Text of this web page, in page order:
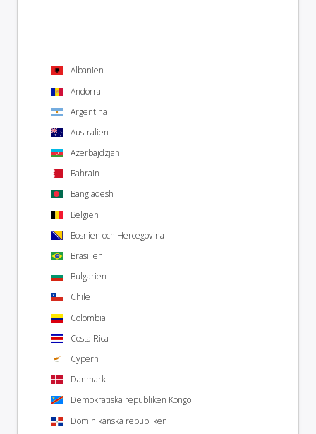
Albanien
Andorra
Argentina
Australien
Azerbajdzjan
Bahrain
Bangladesh
Belgien
Bosnien och Hercegovina
Brasilien
Bulgarien
Chile
Colombia
Costa Rica
Cypern
Danmark
Demokratiska republiken Kongo
Dominikanska republiken